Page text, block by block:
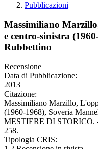
Pubblicazioni
Massimiliano
e centro-sinistra
Rubbettino
Recensione
Data di Pubblicazione:
2013
Citazione:
Massimiliano Marzillo,
(1960-1968), Soveria
MESTIERE DI STORICO.
258.
Tipologia CRIS: